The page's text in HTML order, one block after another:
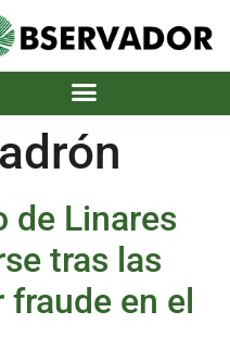
de Linares
tras las
en el